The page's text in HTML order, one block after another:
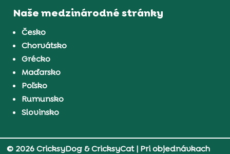
Naše medzinárodné stránky
Česko
Chorvátsko
Grécko
Maďarsko
Poľsko
Rumunsko
Slovinsko
© 2026 CricksyDog & CricksyCat| Pri objednávkach